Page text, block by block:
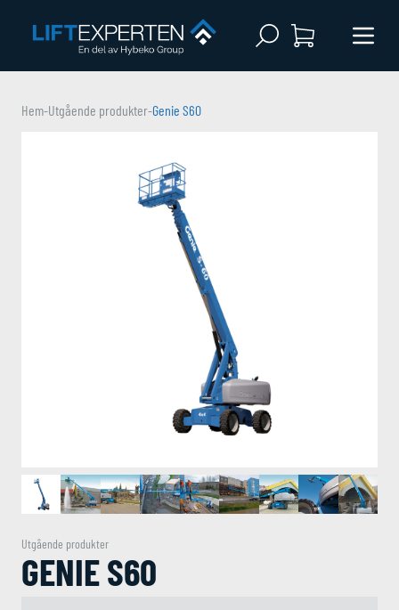
Open search
Hem-Utgående produkter-Genie S60
Utgående produkter
GENIE S60